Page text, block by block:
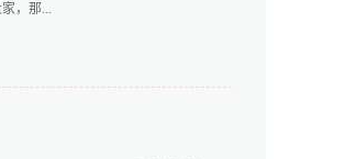
紧紧急停车，迅速将排除阀关闭，
，那...